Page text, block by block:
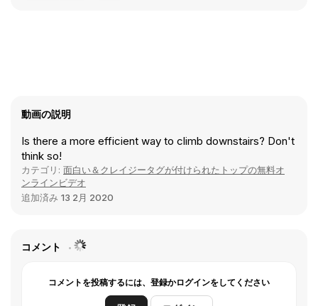
動画の説明
Is there a more efficient way to climb downstairs? Don't
think so!
カテゴリ: 面白い＆クレイジータグが付けられたトップの無料オ
ンラインビデオ
追加済み 13 2月 2020
コメント
コメントを投稿するには、登録かログインをしてください